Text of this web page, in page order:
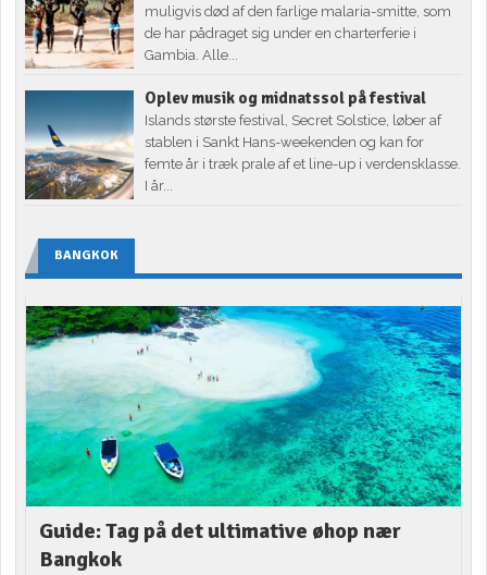
muligvis død af den farlige malaria-smitte, som
de har pådraget sig under en charterferie i
Gambia. Alle...
Oplev musik og midnatssol på festival
Islands største festival, Secret Solstice, løber af
stablen i Sankt Hans-weekenden og kan for
femte år i træk prale af et line-up i verdensklasse.
I år...
BANGKOK
Guide: Tag på det ultimative øhop nær
Bangkok